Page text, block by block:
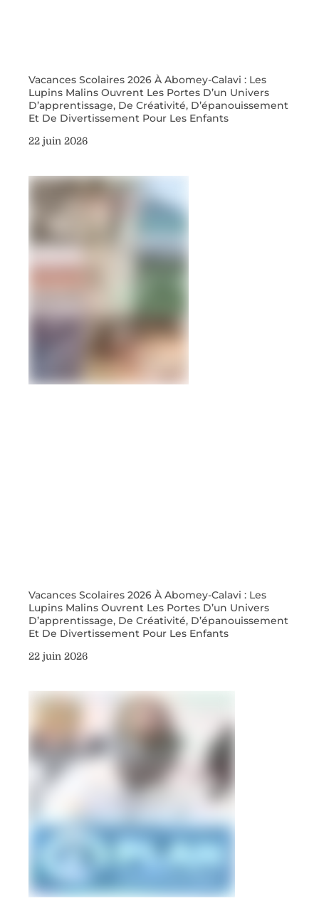
Vacances Scolaires 2026 À Abomey-Calavi : Les
Lupins Malins Ouvrent Les Portes D’un Univers
D’apprentissage, De Créativité, D’épanouissement
Et De Divertissement Pour Les Enfants
22 juin 2026
Vacances Scolaires 2026 À Abomey-Calavi : Les
Lupins Malins Ouvrent Les Portes D’un Univers
D’apprentissage, De Créativité, D’épanouissement
Et De Divertissement Pour Les Enfants
22 juin 2026